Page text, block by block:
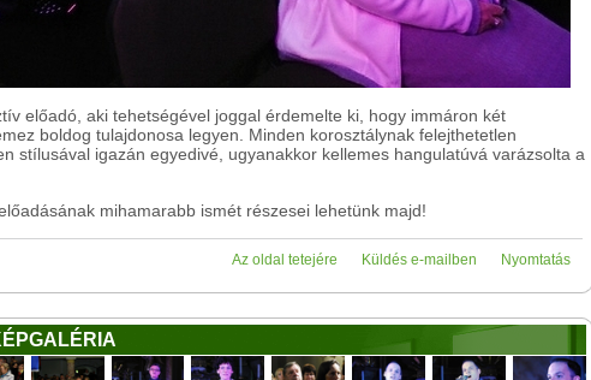
előadó, aki tehetségével joggal érdemelte ki, hogy immáron két
boldog tulajdonosa legyen. Minden korosztálynak felejthetetlen
stílusával igazán egyedivé, ugyanakkor kellemes hangulatúvá varázsolta a
mihamarabb ismét részesei lehetünk majd!
Nyomtatás
Küldés e-mailben
Az oldal tetejére